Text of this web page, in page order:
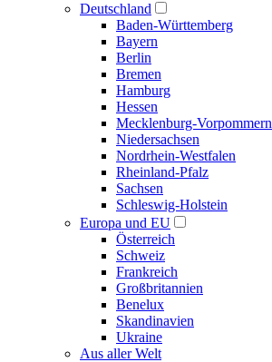
Deutschland
Baden-Württemberg
Bayern
Berlin
Bremen
Hamburg
Hessen
Mecklenburg-Vorpommern
Niedersachsen
Nordrhein-Westfalen
Rheinland-Pfalz
Sachsen
Schleswig-Holstein
Europa und EU
Österreich
Schweiz
Frankreich
Großbritannien
Benelux
Skandinavien
Ukraine
Aus aller Welt